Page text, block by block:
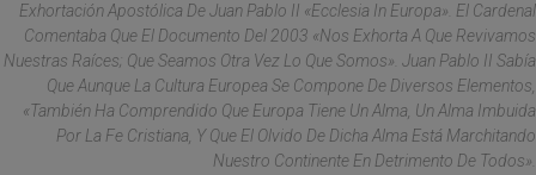
Exhortación Apostólica De Juan Pablo II «Ecclesia In Europa». El Cardenal
Comentaba Que El Documento Del 2003 «nos Exhorta A Que Revivamos
Nuestras Raíces; Que Seamos Otra Vez Lo Que Somos». Juan Pablo II Sabía
Que Aunque La Cultura Europea Se Compone De Diversos Elementos,
«también Ha Comprendido Que Europa Tiene Un Alma, Un Alma Imbuida
Por La Fe Cristiana, Y Que El Olvido De Dicha Alma Está Marchitando
Nuestro Continente En Detrimento De Todos».